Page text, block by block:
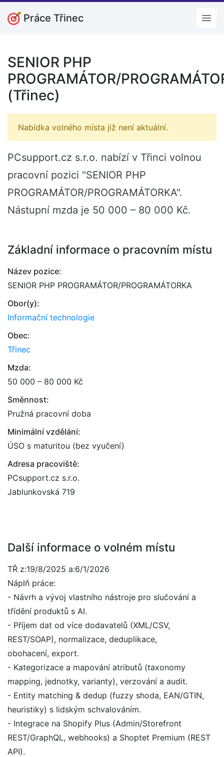
Práce Třinec
SENIOR PHP
PROGRAMÁTOR/
(Třinec)
Nabídka volného místa již není aktuální.
PCsupport.cz s.r.o. nabízí v Třinci volnou
pracovní pozici "SENIOR PHP
PROGRAMÁTOR/PROGRAMÁTORKA".
Nástupní mzda je 50 000 – 80 000 Kč.
Základní informace o pracovním místu
Název pozice:
SENIOR PHP PROGRAMÁTOR/PROGRAMÁTORKA
Obor(y):
Informační technologie
Obec:
Třinec
Mzda:
50 000 – 80 000 Kč
Směnnost:
Pružná pracovní doba
Minimální vzdělání:
ÚSO s maturitou (bez vyučení)
Adresa pracoviště:
PCsupport.cz s.r.o.
Jablunkovská 719
Další informace o volném místu
TŘ z:19/8/2025 a:6/1/2026
Náplň práce:
- Návrh a vývoj vlastního nástroje pro slučování a
třídění produktů s AI.
- Příjem dat od více dodavatelů (XML/CSV,
REST/SOAP), normalizace, deduplikace,
obohacení, export.
- Kategorizace a mapování atributů (taxonomy
mapping, jednotky, varianty), verzování a audit.
- Entity matching & dedup (fuzzy shoda, EAN/GTIN,
heuristiky) s lidským schvalováním.
- Integrace na Shopify Plus (Admin/Storefront
REST/GraphQL, webhooks) a Shoptet Premium (REST
API).